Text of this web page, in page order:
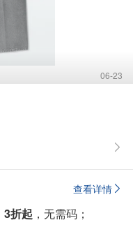
06-23
查看详情
3折起 ，无需码；